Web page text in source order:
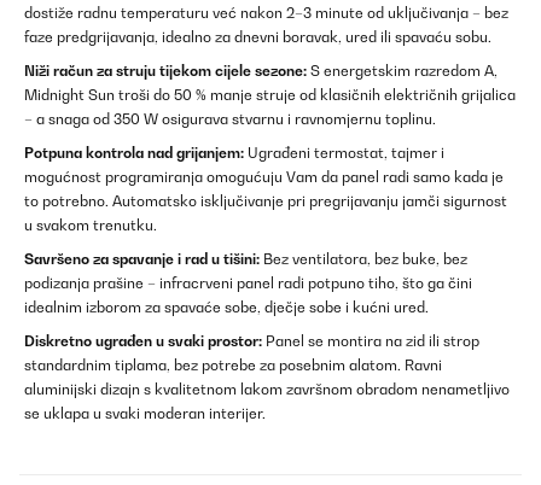
dostiže radnu temperaturu već nakon 2–3 minute od uključivanja – bez
faze predgrijavanja, idealno za dnevni boravak, ured ili spavaću sobu.
Niži račun za struju tijekom cijele sezone: S energetskim razredom A,
Midnight Sun troši do 50 % manje struje od klasičnih električnih grijalica
– a snaga od 350 W osigurava stvarnu i ravnomjernu toplinu.
Potpuna kontrola nad grijanjem: Ugrađeni termostat, tajmer i
mogućnost programiranja omogućuju Vam da panel radi samo kada je
to potrebno. Automatsko isključivanje pri pregrijavanju jamči sigurnost
u svakom trenutku.
Savršeno za spavanje i rad u tišini: Bez ventilatora, bez buke, bez
podizanja prašine – infracrveni panel radi potpuno tiho, što ga čini
idealnim izborom za spavaće sobe, dječje sobe i kućni ured.
Diskretno ugrađen u svaki prostor: Panel se montira na zid ili strop
standardnim tiplama, bez potrebe za posebnim alatom. Ravni
aluminijski dizajn s kvalitetnom lakom završnom obradom nenametljivo
se uklapa u svaki moderan interijer.